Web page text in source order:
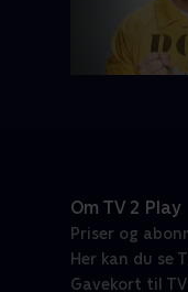
Om TV 2 Play
Priser og
Her kan du se
Gavekort til TV